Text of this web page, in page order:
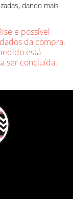
dando mais
e possível
da compra.
está
ser concluída.